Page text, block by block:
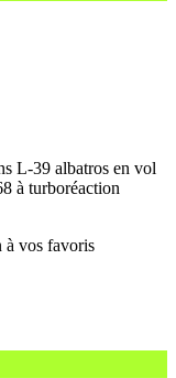
L-39 albatros en vol
à turboréaction